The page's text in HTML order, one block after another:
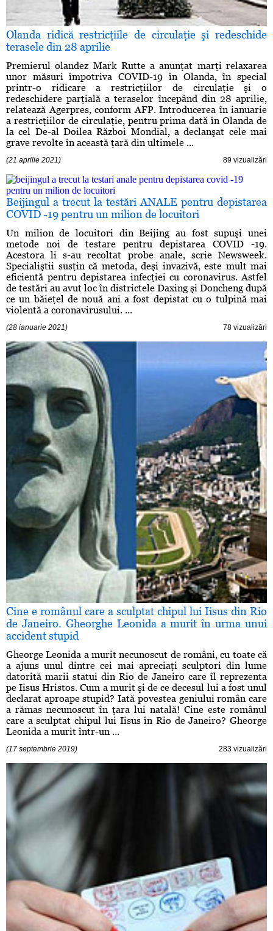
Olanda ridică restricţiile de circulaţie şi redeschide
terasele din 28 aprilie
Premierul olandez Mark Rutte a anunţat marţi relaxarea
unor măsuri împotriva COVID-19 în Olanda, în special
printr-o ridicare a restricţiilor de circulaţie şi o
redeschidere parţială a teraselor începând din 28 aprilie,
relatează Agerpres, conform AFP. Introducerea în ianuarie
a restricţiilor de circulaţie, pentru prima dată în Olanda de
la cel De-al Doilea Război Mondial, a declanşat cele mai
grave revolte în această ţară din ultimele ...
(21 aprilie 2021) 89 vizualizări
Beijingul a trecut la testări ANALE pentru depistarea
COVID -19 pentru un milion de locuitori
Un milion de locuitori din Beijing au fost supuşi unei
metode noi de testare pentru depistarea COVID -19.
Acestora li s-au recoltat probe anale, scrie Newsweek.
Specialiştii susţin că metoda, deşi invazivă, este mult mai
eficientă pentru depistarea infecţiei cu coronavirus. Astfel
de testări au avut loc în districtele Daxing şi Doncheng după
ce un băieţel de nouă ani a fost depistat cu o tulpină mai
violentă a coronavirusului. ...
(28 ianuarie 2021) 78 vizualizări
Cine e românul care a sculptat chipul lui Iisus din Rio
de Janeiro. Gheorghe Leonida a murit în urma unui
accident stupid
Gheorge Leonida a murit necunoscut de români, cu toate că
a ajuns unul dintre cei mai apreciaţi sculptori din lume
datorită marii statui din Rio de Janeiro care îl reprezenta
pe Iisus Hristos. Cum a murit şi de ce decesul lui a fost unul
declarat aproape stupid? Iată povestea geniului român care
a rămas necunoscut în ţara lui natală! Cine este românul
care a sculptat chipul lui Iisus în Rio de Janeiro? Gheorge
Leonida a murit într-un ...
(17 septembrie 2019) 283 vizualizări